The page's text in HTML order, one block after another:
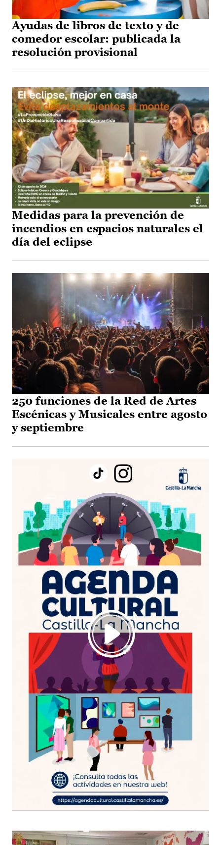
Ayudas de libros de texto y de
comedor escolar: publicada la
resolución provisional
Medidas para la prevención de
incendios en espacios naturales el
día del eclipse
250 funciones de la Red de Artes
Escénicas y Musicales entre agosto
y septiembre